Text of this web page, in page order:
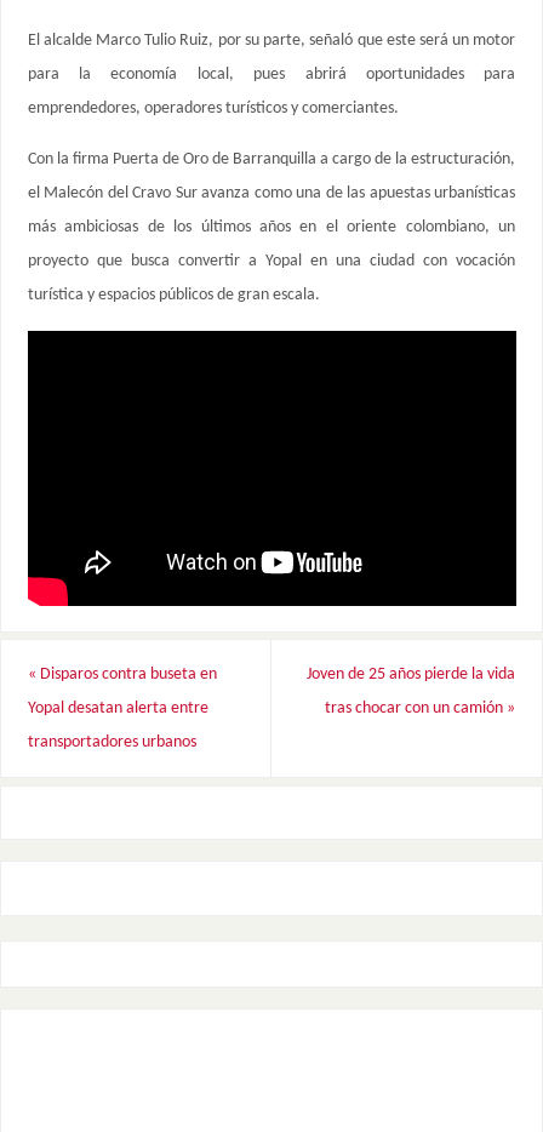
El alcalde Marco Tulio Ruiz, por su parte, señaló que este será un motor
para la economía local, pues abrirá oportunidades para
emprendedores, operadores turísticos y comerciantes.
Con la firma Puerta de Oro de Barranquilla a cargo de la estructuración,
el Malecón del Cravo Sur avanza como una de las apuestas urbanísticas
más ambiciosas de los últimos años en el oriente colombiano, un
proyecto que busca convertir a Yopal en una ciudad con vocación
turística y espacios públicos de gran escala.
« Disparos contra buseta en
Yopal desatan alerta entre
transportadores urbanos
Joven de 25 años pierde la vida
tras chocar con un camión »